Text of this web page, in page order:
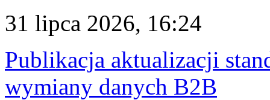
31 lipca 2026, 16:24
Publikacja aktualizacji
wymiany danych B2B